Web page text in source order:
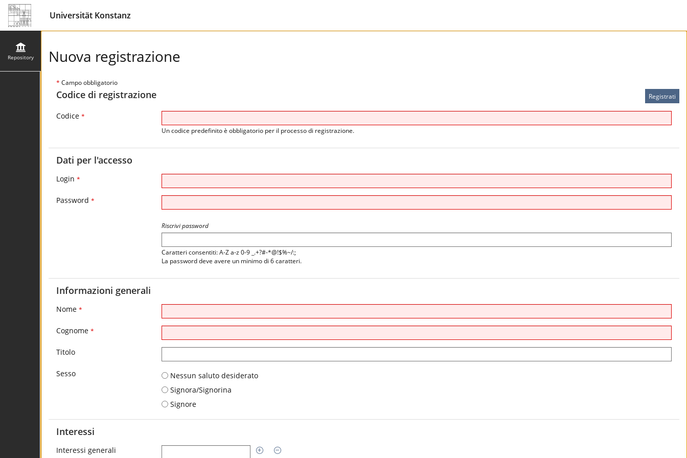
Universität Konstanz
Repository Nuova registrazione
* Campo obbligatorio
Codice di registrazione
Codice *
Un codice predefinito è obbligatorio per il processo di registrazione.
Dati per l'accesso
Login *
Password *
Riscrivi password
Caratteri consentiti: A-Z a-z 0-9 _.+?#-*@!$%~/:;
La password deve avere un minimo di 6 caratteri.
Informazioni generali
Nome *
Cognome *
Titolo
Sesso
Nessun saluto desiderato
Signora/Signorina
Signore
Interessi
Interessi generali